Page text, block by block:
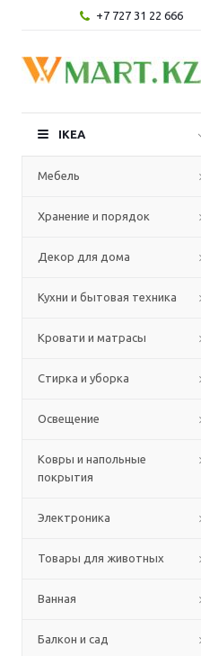
+7 727 31 22 666
IKEA
Мебель
Хранение и порядок
Декор для дома
Кухни и бытовая техника
Кровати и матрасы
Стирка и уборка
Освещение
Ковры и напольные
покрытия
Электроника
Товары для животных
Ванная
Балкон и сад